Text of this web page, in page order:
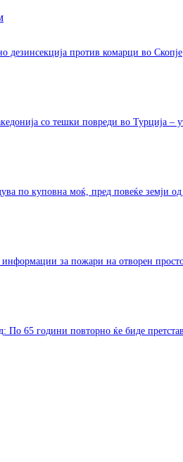
дезинсекција против комарци во Скопје
со тешки повреди во Турција –
по куповна моќ, пред повеќе земји
за пожари на отворен
По 65 години повторно ќе биде